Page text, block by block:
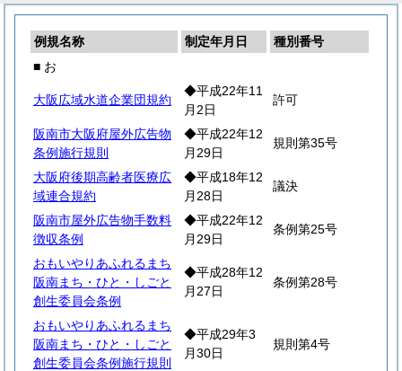
例規名称 制定年月日
種別番号
■ お
大阪広域水道企業団規約
◆平成22年11
月2日
許可
阪南市大阪府屋外広告物
条例施行規則
◆平成22年12
月29日
規則第35号
大阪府後期高齢者医療広
域連合規約
◆平成18年12
月28日
議決
阪南市屋外広告物手数料
徴収条例
◆平成22年12
月29日
条例第25号
おもいやりあふれるまち
阪南まち・ひと・しごと
創生委員会条例
◆平成28年12
月27日
条例第28号
おもいやりあふれるまち
阪南まち・ひと・しごと
創生委員会条例施行規則
◆平成29年3
月30日
規則第4号